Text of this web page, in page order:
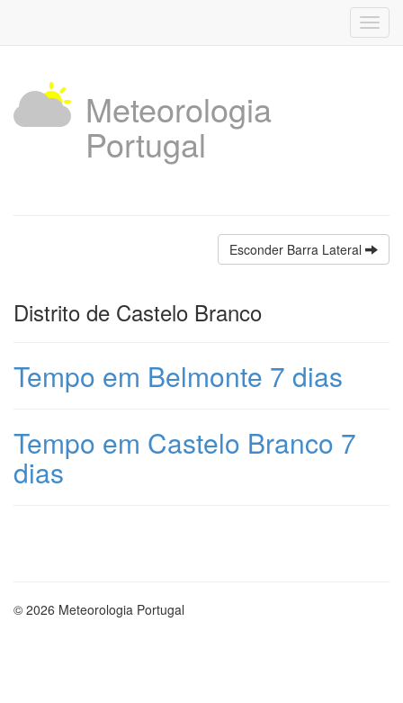
Meteorologia
Portugal
Esconder Barra Lateral
Distrito de Castelo Branco
Tempo em Belmonte 7 dias
Tempo em Castelo Branco 7
dias
© 2026 Meteorologia Portugal